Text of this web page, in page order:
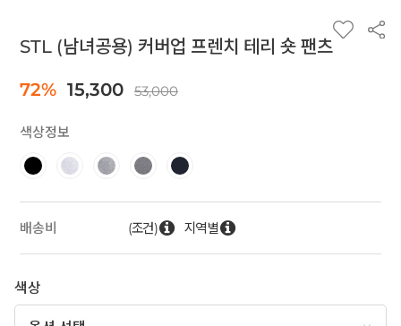
STL (남녀공용) 커버업 프렌치 테리 숏 팬츠
72% 15,300 53,000
색상정보
배송비 (조건) 지역별
색상